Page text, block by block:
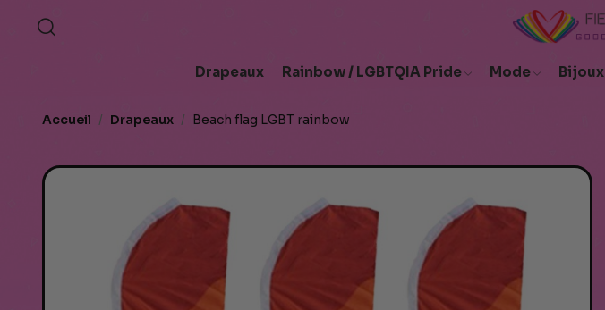
Drapeaux Rainbow / LGBTQIA Pride Mode Bijoux
Accueil Drapeaux Beach flag LGBT rainbow